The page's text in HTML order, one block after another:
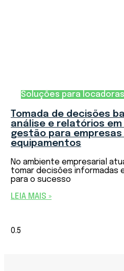
Soluções para locadoras
Tomada de decisões
análise e relatórios
gestão para
equipamentos
No ambiente empresarial
tomar decisões informadas
para o sucesso
LEIA MAIS »